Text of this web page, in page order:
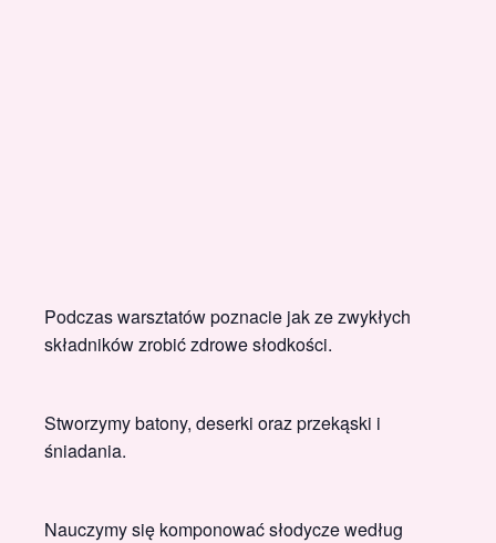
Podczas warsztatów poznacie jak ze zwykłych
składników zrobić zdrowe słodkości.
Stworzymy batony, deserki oraz przekąski i
śniadania.
Nauczymy się komponować słodycze według